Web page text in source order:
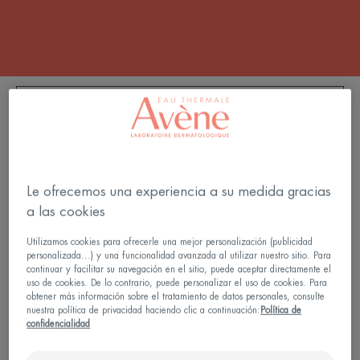
FILTRAR LOS PRODUCTOS
Reflexe
Solar
Crema
muy
alta
protección
SPF
Le ofrecemos una experiencia a su medida gracias
a las cookies
Utilizamos cookies para ofrecerle una mejor personalización (publicidad
personalizada...) y una funcionalidad avanzada al utilizar nuestro sitio. Para
continuar y facilitar su navegación en el sitio, puede aceptar directamente el
uso de cookies. De lo contrario, puede personalizar el uso de cookies. Para
obtener más información sobre el tratamiento de datos personales, consulte
nuestra política de privacidad haciendo clic a continuación: Política de
confidencialidad